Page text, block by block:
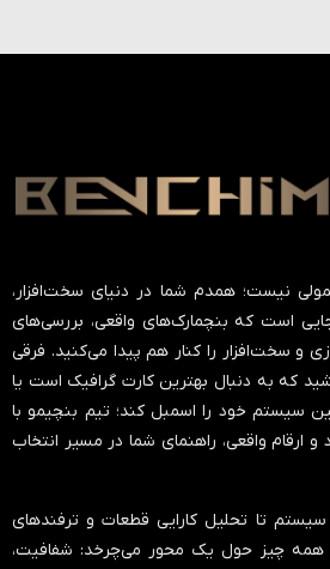
نیست؛ همدم شما در دنیای سخت‌افزار،
است که بنچمارک‌های واقعی، بررسی‌های
و سخت‌افزار را کنار هم پیدا می‌کنید. فرقی
که به دنبال بهترین کارت گرافیک است یا
سیستم خود را اسمبل کند؛ تیم بنچیمو با
و ارقام واقعی، راهنمای شما در مسیر انتخاب
تا تحلیل کارایی قطعات و ترفندهای
همه چیز حول یک محور می‌چرخد: شفافیت،